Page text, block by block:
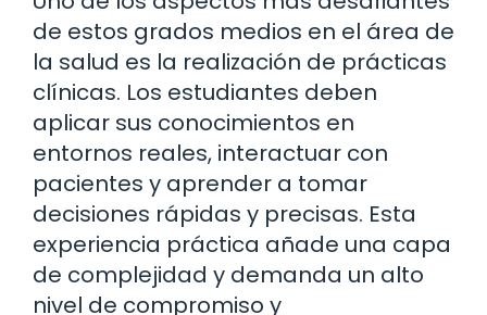
de estos grados medios en el área de
la salud es la realización de prácticas
clínicas. Los estudiantes deben
aplicar sus conocimientos en
entornos reales, interactuar con
pacientes y aprender a tomar
decisiones rápidas y precisas. Esta
experiencia práctica añade una capa
de complejidad y demanda un alto
nivel de compromiso y